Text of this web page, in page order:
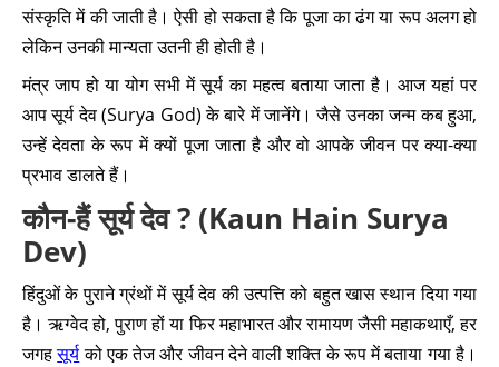
संस्कृति में की जाती है। ऐसी हो सकता है कि पूजा का ढंग या रूप अलग हो
लेकिन उनकी मान्यता उतनी ही होती है।
मंत्र जाप हो या योग सभी में सूर्य का महत्व बताया जाता है। आज यहां पर
आप सूर्य देव (Surya God) के बारे में जानेंगे। जैसे उनका जन्म कब हुआ,
उन्हें देवता के रूप में क्यों पूजा जाता है और वो आपके जीवन पर क्या-क्या
प्रभाव डालते हैं।
कौन-हैं सूर्य देव ? (Kaun Hain Surya
Dev)
हिंदुओं के पुराने ग्रंथों में सूर्य देव की उत्पत्ति को बहुत खास स्थान दिया गया
है। ऋग्वेद हो, पुराण हों या फिर महाभारत और रामायण जैसी महाकथाएँ, हर
जगहसूर्यको एक तेज और जीवन देने वाली शक्ति के रूप में बताया गया है।